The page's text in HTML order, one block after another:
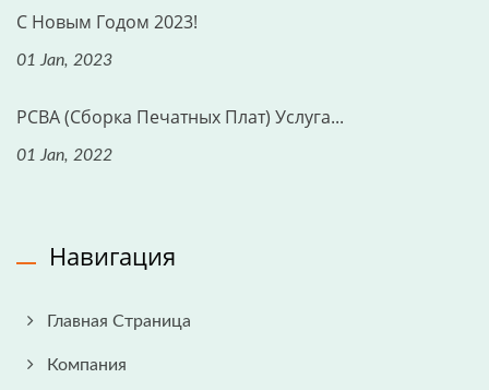
С Новым Годом 2023!
01 Jan, 2023
PCBA (Сборка Печатных Плат) Услуга...
01 Jan, 2022
Навигация
Главная Страница
Компания